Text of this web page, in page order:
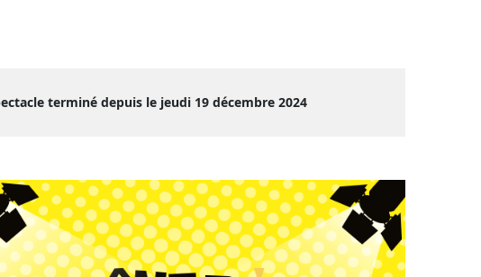
terminé depuis le jeudi 19 décembre 2024